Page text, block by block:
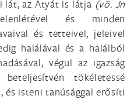
lát, az Atyát is látja (vö. Jn
és minden
és tetteivel, jeleivel
halálával és a halálból
végül az igazság
beteljesítvén tökéletessé
isteni tanúsággal erősíti